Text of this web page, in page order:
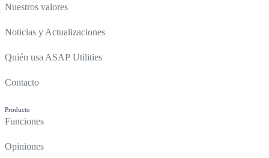
Nuestros valores
Noticias y Actualizaciones
Quién usa ASAP Utilities
Contacto
Producto
Funciones
Opiniones